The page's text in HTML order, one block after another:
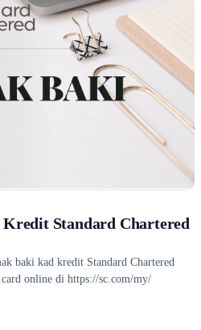
Standard Chartered
baki kad kredit Standard Chartered
online di https://sc.com/my/